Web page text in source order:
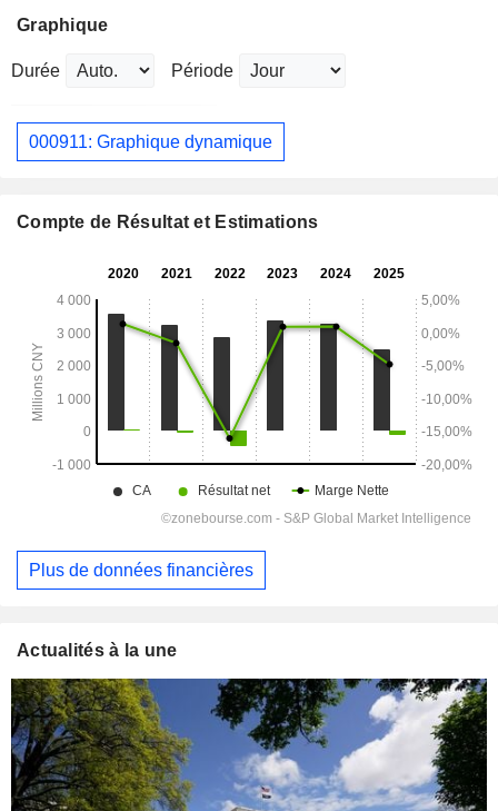
Graphique
Durée Période
000911: Graphique dynamique
Compte de Résultat et Estimations
Plus de données financières
Actualités à la une